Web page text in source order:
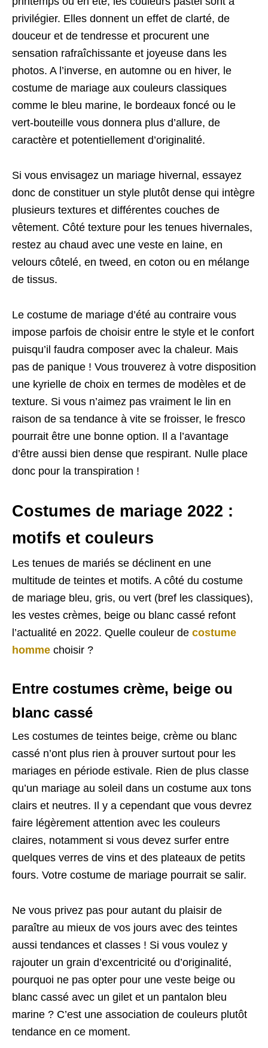
privilégier. Elles donnent un effet de clarté, de
douceur et de tendresse et procurent une
sensation rafraîchissante et joyeuse dans les
photos. A l’inverse, en automne ou en hiver, le
costume de mariage aux couleurs classiques
comme le bleu marine, le bordeaux foncé ou le
vert-bouteille vous donnera plus d’allure, de
caractère et potentiellement d’originalité.
Si vous envisagez un mariage hivernal, essayez
donc de constituer un style plutôt dense qui intègre
plusieurs textures et différentes couches de
vêtement. Côté texture pour les tenues hivernales,
restez au chaud avec une veste en laine, en
velours côtelé, en tweed, en coton ou en mélange
de tissus.
Le costume de mariage d’été au contraire vous
impose parfois de choisir entre le style et le confort
puisqu’il faudra composer avec la chaleur. Mais
pas de panique ! Vous trouverez à votre disposition
une kyrielle de choix en termes de modèles et de
texture. Si vous n’aimez pas vraiment le lin en
raison de sa tendance à vite se froisser, le fresco
pourrait être une bonne option. Il a l’avantage
d’être aussi bien dense que respirant. Nulle place
donc pour la transpiration !
Costumes de mariage 2022 :
motifs et couleurs
Les tenues de mariés se déclinent en une
multitude de teintes et motifs. A côté du costume
de mariage bleu, gris, ou vert (bref les classiques),
les vestes crèmes, beige ou blanc cassé refont
l’actualité en 2022. Quelle couleur de costume
homme choisir ?
Entre costumes crème, beige ou
blanc cassé
Les costumes de teintes beige, crème ou blanc
cassé n’ont plus rien à prouver surtout pour les
mariages en période estivale. Rien de plus classe
qu’un mariage au soleil dans un costume aux tons
clairs et neutres. Il y a cependant que vous devrez
faire légèrement attention avec les couleurs
claires, notamment si vous devez surfer entre
quelques verres de vins et des plateaux de petits
fours. Votre costume de mariage pourrait se salir.
Ne vous privez pas pour autant du plaisir de
paraître au mieux de vos jours avec des teintes
aussi tendances et classes ! Si vous voulez y
rajouter un grain d’excentricité ou d’originalité,
pourquoi ne pas opter pour une veste beige ou
blanc cassé avec un gilet et un pantalon bleu
marine ? C’est une association de couleurs plutôt
tendance en ce moment.